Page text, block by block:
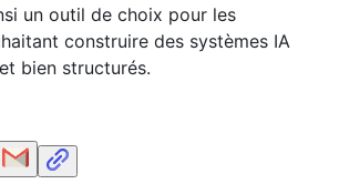
un outil de choix pour les
construire des systèmes IA
bien structurés.